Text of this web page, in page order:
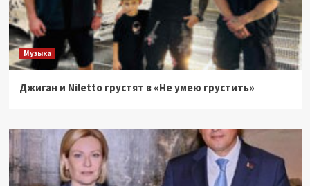
Музыка
Джиган и Niletto грустят в «Не умею грустить»